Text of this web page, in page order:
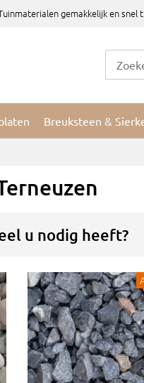
gemakkelijk en snel
Breuksteen &
u nodig heeft?